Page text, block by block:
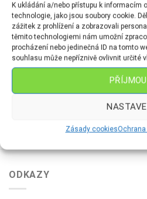
K ukládání a/nebo přístupu k informacím
technologie, jako jsou soubory cookie.
zážitek z prohlížení a zobrazovali
těmito technologiemi nám umožní
procházení nebo jedinečná ID na tomto
souhlasu může nepříznivě ovlivnit určité
Zásady cookies
FIGURKY
Veverka-malá
ODKAZY